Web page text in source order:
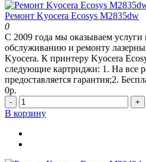
Ремонт Kyocera Ecosys M2835dw
0
С 2009 года мы оказываем услуги
обслуживанию и ремонту
Kyocera. К принтеру Kyocera
следующие картриджи: 1. На все
предоставляется гарантия;2.
0р.
- +
В корзину